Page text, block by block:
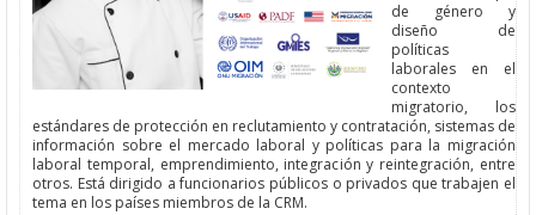
de género y
diseño de
políticas
laborales en el
contexto
migratorio, los
estándares de protección en reclutamiento y contratación, sistemas de
información sobre el mercado laboral y políticas para la migración
laboral temporal, emprendimiento, integración y reintegración, entre
otros. Está dirigido a funcionarios públicos o privados que trabajen el
tema en los países miembros de la CRM.